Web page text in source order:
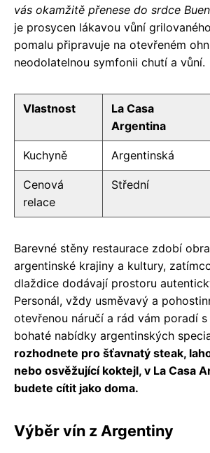
vás okamžitě přenese do srdce
je prosycen lákavou vůní
pomalu připravuje na otevřeném
neodolatelnou symfonii chutí a vůní.
Vlastnost
La Casa
Argentina
Kuchyně Argentinská
Cenová
relace
Střední
Barevné stěny restaurace zdobí
argentinské krajiny a kultury,
dlaždice dodávají prostoru
Personál, vždy usměvavý a
otevřenou náručí a rád vám poradí
bohaté nabídky argentinských
rozhodnete pro šťavnatý steak,
nebo osvěžující koktejl, v La Casa
budete cítit jako doma.
Výběr vín z Argentiny